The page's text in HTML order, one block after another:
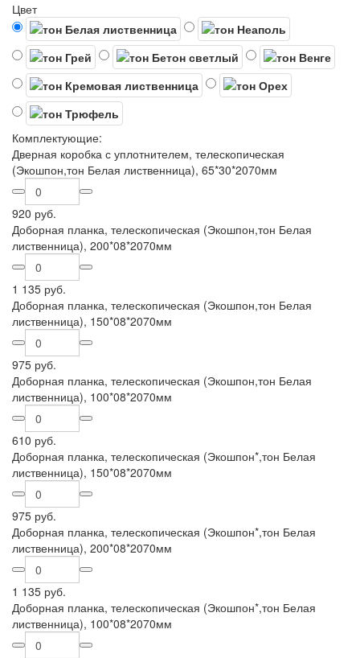
Цвет
Комплектующие:
Дверная коробка с уплотнителем, телескопическая
(Экошпон,тон Белая лиственница), 65*30*2070мм
920 руб.
Доборная планка, телескопическая (Экошпон,тон Белая
лиственница), 200*08*2070мм
1 135 руб.
Доборная планка, телескопическая (Экошпон,тон Белая
лиственница), 150*08*2070мм
975 руб.
Доборная планка, телескопическая (Экошпон,тон Белая
лиственница), 100*08*2070мм
610 руб.
Доборная планка, телескопическая (Экошпон*,тон Белая
лиственница), 150*08*2070мм
975 руб.
Доборная планка, телескопическая (Экошпон*,тон Белая
лиственница), 200*08*2070мм
1 135 руб.
Доборная планка, телескопическая (Экошпон*,тон Белая
лиственница), 100*08*2070мм